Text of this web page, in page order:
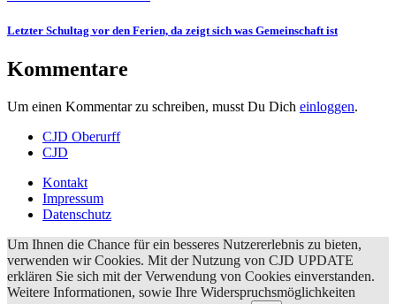
Letzter Schultag vor den Ferien, da zeigt sich was Gemeinschaft ist
Kommentare
Um einen Kommentar zu schreiben, musst Du Dich einloggen.
CJD Oberurff
CJD
Kontakt
Impressum
Datenschutz
Um Ihnen die Chance für ein besseres Nutzererlebnis zu bieten,
verwenden wir Cookies. Mit der Nutzung von CJD UPDATE
erklären Sie sich mit der Verwendung von Cookies einverstanden.
Weitere Informationen, sowie Ihre Widerspruchsmöglichkeiten